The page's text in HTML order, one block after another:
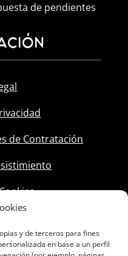
y de terceros para fines
en base a un perfil
de pendientes
de Contratación